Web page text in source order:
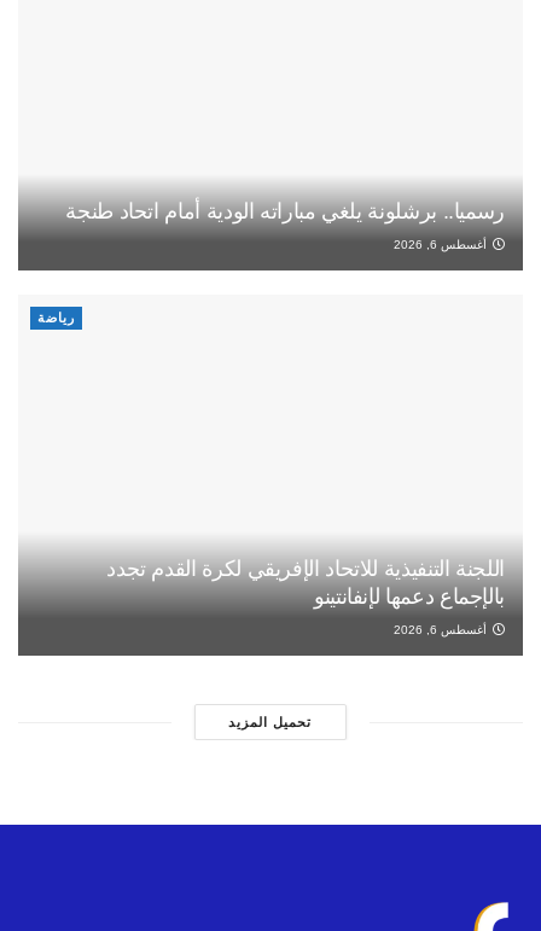
رسميا.. برشلونة يلغي مباراته الودية أمام اتحاد طنجة
أغسطس 6, 2026
رياضة
اللجنة التنفيذية للاتحاد الإفريقي لكرة القدم تجدد
بالإجماع دعمها لإنفانتينو
أغسطس 6, 2026
تحميل المزيد